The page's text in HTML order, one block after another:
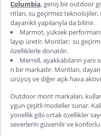
Columbia, geniş bir outdoor
ntları, su geçirmez teknolojiler,
dayanıklı yapılarıyla da bilinir.
Marmot, yüksek
layıp üretir. Montlar; su
özelliklerle donatılır.
Merrell, ayakkabıların
n bir markadır. Montları,
ürüyüş ve diğer açık hava
Outdoor mont markaları,
ygun çeşitli modeller sunar.
yonellik gibi ortak özellikler
severlerin güvenilir ve konforlu